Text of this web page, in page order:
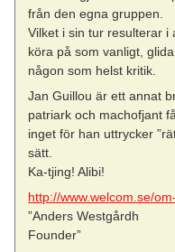
från den egna gruppen.
Vilket i sin tur resulterar i
köra på som vanligt,
någon som helst kritik.
Jan Guillou är ett annat
patriark och machofjant
inget för han uttrycker
sätt.
Ka-tjing! Alibi!
http://www.welcom.se/
”Anders Westgårdh
Founder”